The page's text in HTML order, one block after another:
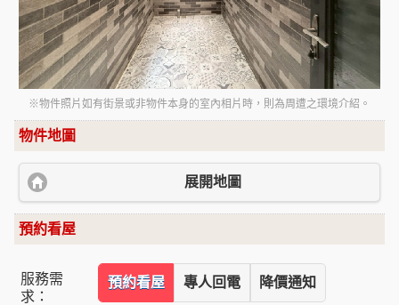
※物件照片如有街景或非物件本身的室內相片時，則為周遭之環境介紹。
物件地圖
展開地圖
預約看屋
服務需
求：
預約看屋 專人回電 降價通知